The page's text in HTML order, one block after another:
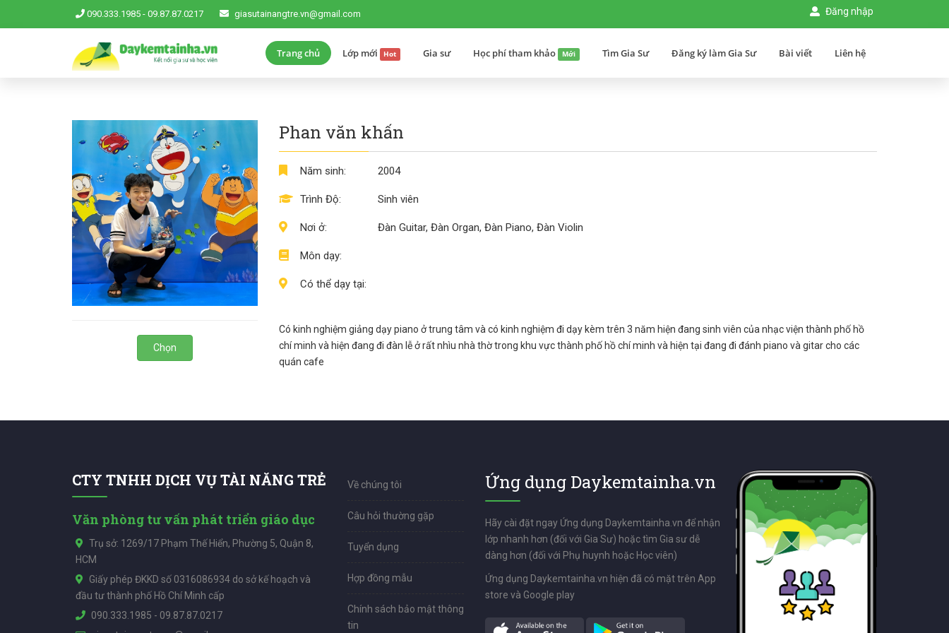
090.333.1985 - 09.87.87.0217 giasutainangtre.vn@gmail.com Đăng nhập
Trang chủ Lớp mới Hot Gia sư Học phí tham khảo Mới Tìm Gia Sư Đăng ký làm Gia Sư Bài viết Liên hệ
Chọn
Phan văn khấn
Năm sinh:
Trình Độ:
Nơi ở:
Môn dạy:
Có thể dạy tại:
2004
Sinh viên
Đàn Guitar, Đàn Organ, Đàn Piano, Đàn Violin
Có kinh nghiệm giảng dạy piano ở trung tâm và có kinh nghiệm đi dạy kèm trên 3 năm hiện đang sinh viên của nhạc viện thành phố hồ
chí minh và hiện đang đi đàn lễ ở rất nhìu nhà thờ trong khu vực thành phố hồ chí minh và hiện tại đang đi đánh piano và gitar cho các
quán cafe
CTY TNHH DỊCH VỤ TÀI NĂNG TRẺ
Văn phòng tư vấn phát triển giáo dục
Trụ sở: 1269/17 Phạm Thế Hiển, Phường 5, Quận 8,
HCM
Giấy phép ĐKKD số 0316086934 do sở kế hoạch và
đầu tư thành phố Hồ Chí Minh cấp
090.333.1985 - 09.87.87.0217
Về chúng tôi
Câu hỏi thường gặp
Tuyển dụng
Hợp đồng mẫu
Chính sách bảo mật thông
tin
Ứng dụng Daykemtainha.vn
Hãy cài đặt ngay Ứng dụng Daykemtainha.vn để nhận
lớp nhanh hơn (đối với Gia Sư) hoặc tìm Gia sư dễ
dàng hơn (đối với Phụ huynh hoặc Học viên)
Ứng dụng Daykemtainha.vn hiện đã có mặt trên App
store và Google play